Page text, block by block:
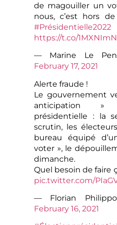
de magouiller un
nous, c’est hors
#Présidentielle2022
https://t.co/
— Marine Le Pen
February 17, 2021
Alerte fraude !
Le gouvernement
anticipation »
présidentielle : la
scrutin, les
bureau équipé
voter », le
dimanche.
Quel besoin de faire
pic.twitter.com/
— Florian
February 16, 2021